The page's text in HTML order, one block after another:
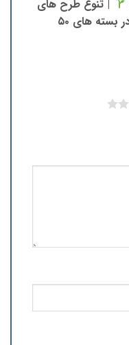
| تنوع طرح های
زیبای نام مبارک امام حسن(ع) | در بسته های ۵۰